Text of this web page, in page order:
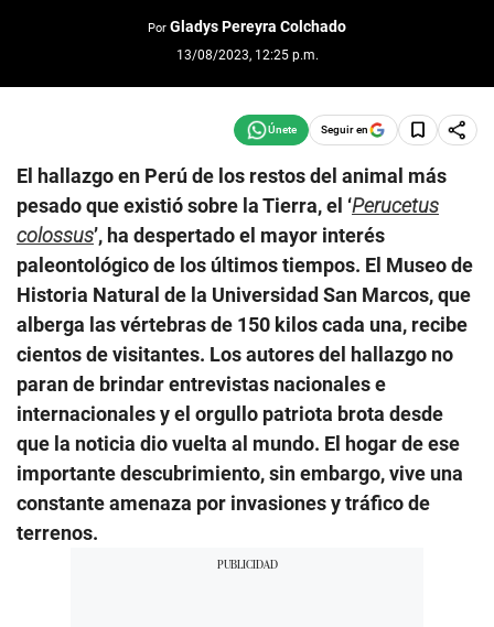
Por Gladys Pereyra Colchado
13/08/2023, 12:25 p.m.
Seguir en
El hallazgo en Perú de los restos del animal más
pesado que existió sobre la Tierra, el ‘Perucetus
colossus’, ha despertado el mayor interés
paleontológico de los últimos tiempos. El Museo de
Historia Natural de la Universidad San Marcos, que
alberga las vértebras de 150 kilos cada una, recibe
cientos de visitantes. Los autores del hallazgo no
paran de brindar entrevistas nacionales e
internacionales y el orgullo patriota brota desde
que la noticia dio vuelta al mundo. El hogar de ese
importante descubrimiento, sin embargo, vive una
constante amenaza por invasiones y tráfico de
terrenos.